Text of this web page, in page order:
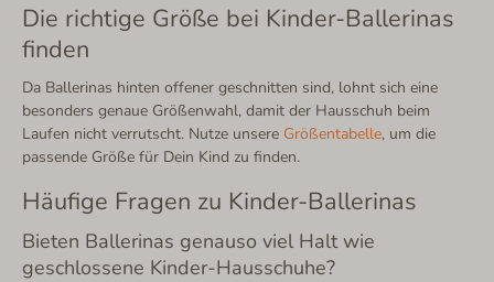
Die richtige Größe bei Kinder-Ballerinas
finden
Da Ballerinas hinten offener geschnitten sind, lohnt sich eine
besonders genaue Größenwahl, damit der Hausschuh beim
Laufen nicht verrutscht. Nutze unsere Größentabelle, um die
passende Größe für Dein Kind zu finden.
Häufige Fragen zu Kinder-Ballerinas
Bieten Ballerinas genauso viel Halt wie
geschlossene Kinder-Hausschuhe?